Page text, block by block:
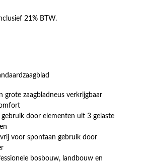
21% BTW.
grote zaagbladneus verkrijgbaar
door elementen uit 3 gelaste
voor spontaan gebruik door
bosbouw, landbouw en